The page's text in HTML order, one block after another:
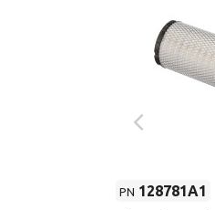
PN 128781A1